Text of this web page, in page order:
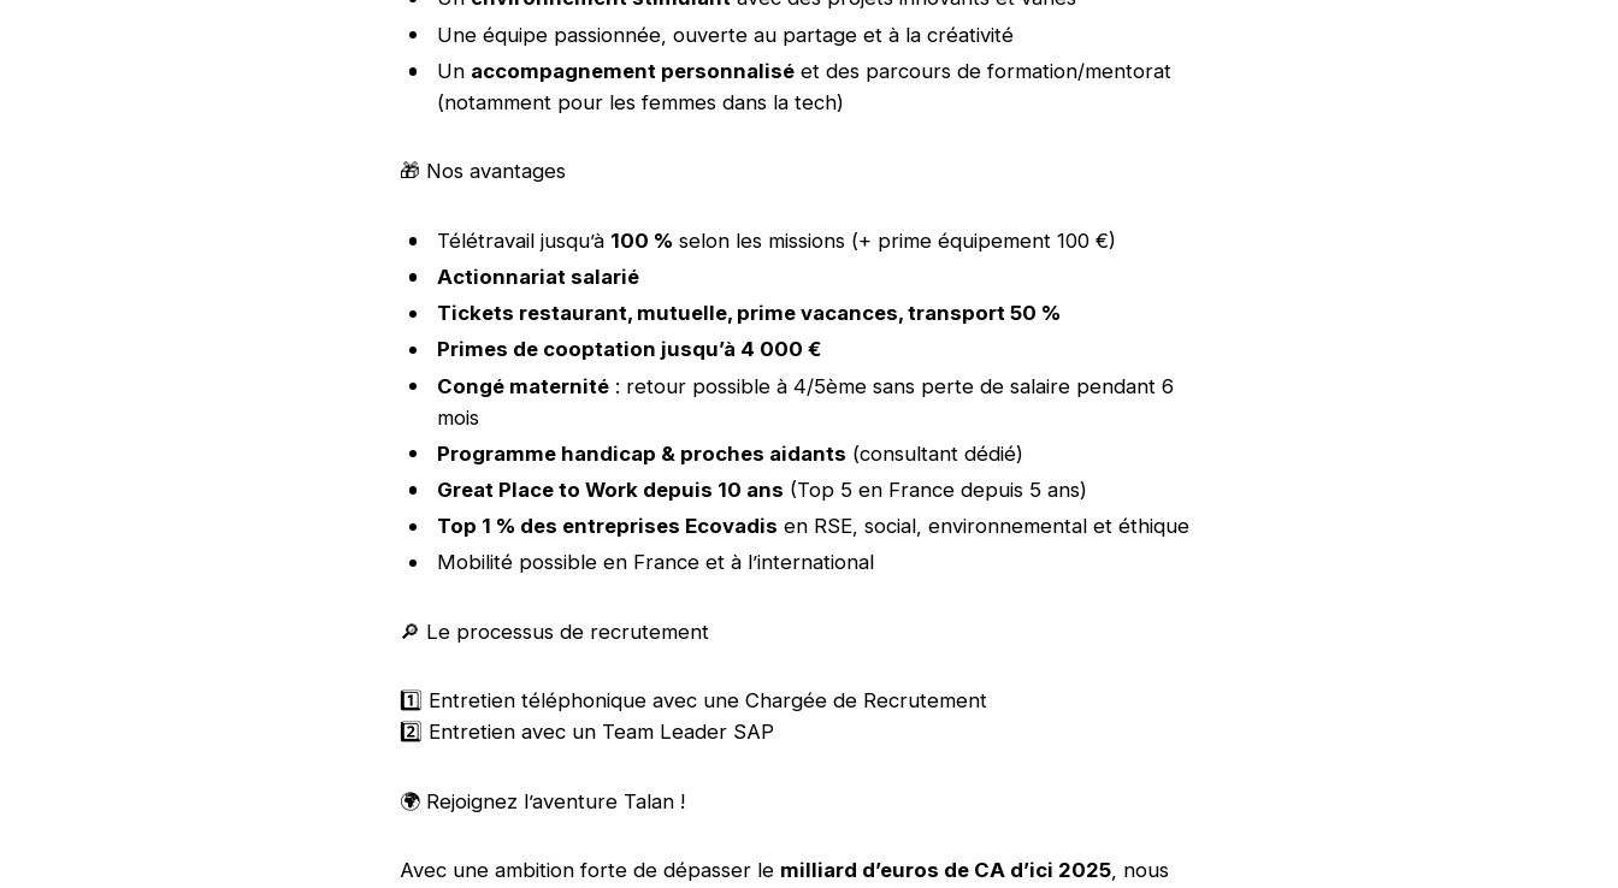
Une équipe passionnée, ouverte au partage et à la créativité
Un accompagnement personnalisé et des parcours de formation/mentorat
(notamment pour les femmes dans la tech)
🎁 Nos avantages
Télétravail jusqu’à 100 % selon les missions (+ prime équipement 100 €)
Actionnariat salarié
Tickets restaurant, mutuelle, prime vacances, transport 50 %
Primes de cooptation jusqu’à 4 000 €
Congé maternité : retour possible à 4/5ème sans perte de salaire pendant 6
mois
Programme handicap & proches aidants (consultant dédié)
Great Place to Work depuis 10 ans (Top 5 en France depuis 5 ans)
Top 1 % des entreprises Ecovadis en RSE, social, environnemental et éthique
Mobilité possible en France et à l’international
🔎 Le processus de recrutement
1️⃣ Entretien téléphonique avec une Chargée de Recrutement
2️⃣ Entretien avec un Team Leader SAP
🌍 Rejoignez l’aventure Talan !
Avec une ambition forte de dépasser le milliard d’euros de CA d’ici 2025, nous